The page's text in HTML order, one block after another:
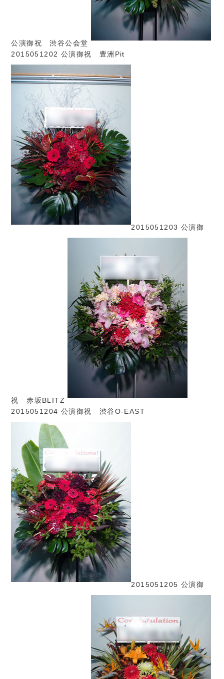
公演御祝 渋谷公会堂
2015051202 公演御祝 豊洲Pit
2015051203 公演御
祝 赤坂BLITZ
2015051204 公演御祝 渋谷O-EAST
2015051205 公演御